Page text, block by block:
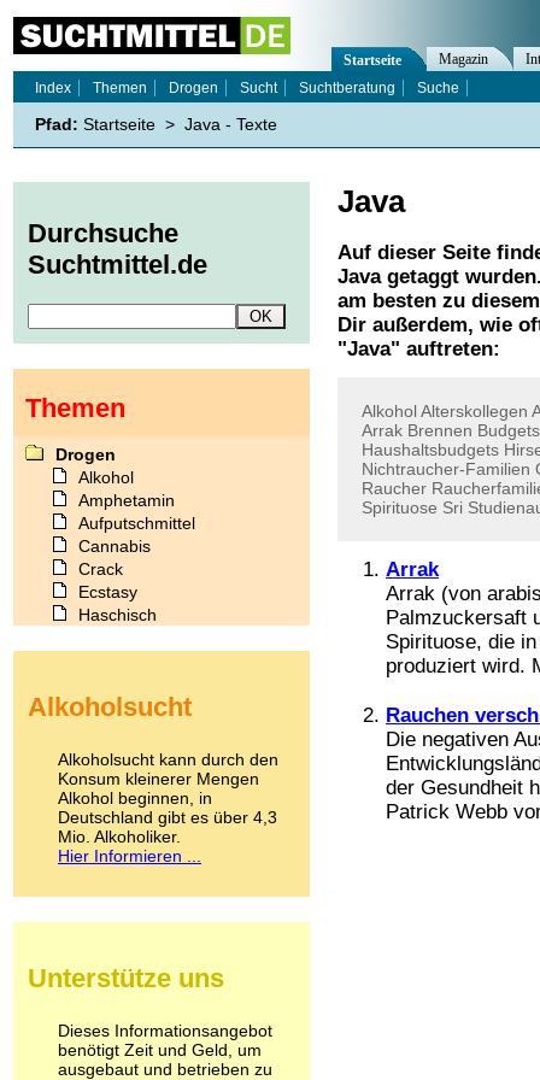
Java
Auf dieser Seite
Javagetaggt
am besten zu
Dir außerdem, wie
"Java" auftreten:
AlkoholAlterskollegen
Arrak Brennen Budgets
Haushaltsbudgets
Nichtraucher-Familien
Raucher
Spirituose Sri
Arrak
Arrak (von
Palmzuckersaft
Spirituose, die
produziert wird.
Rauchen
Die negativen
der Gesundheit
Patrick Webb
Startseite Magazin
Index
Themen Drogen Sucht Suchtberatung Suche
Pfad: Startseite > Java - Texte
Durchsuche
Suchtmittel.de
Themen
Drogen
Alkohol
Amphetamin
Aufputschmittel
Cannabis
Crack
Ecstasy
Haschisch
Kokain
LSD
Marihuana
Medikamente
Meskalin
Metamphetamin
Methadon
Pilze
Psychopharmaka
Schlafmittel
Schmerzmittel
Alkoholsucht
Alkoholsucht kann durch den
Konsum kleinerer Mengen
Alkohol beginnen, in
Deutschland gibt es über 4,3
Mio. Alkoholiker.
Hier Informieren ...
Unterstütze uns
Dieses Informationsangebot
benötigt Zeit und Geld, um
ausgebaut und betrieben zu